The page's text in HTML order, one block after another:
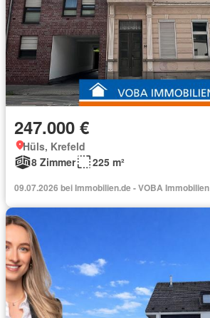
247.000 €
Hüls, Krefeld
8 Zimmer
225 m²
09.07.2026 bei Immobilien.de - VOBA